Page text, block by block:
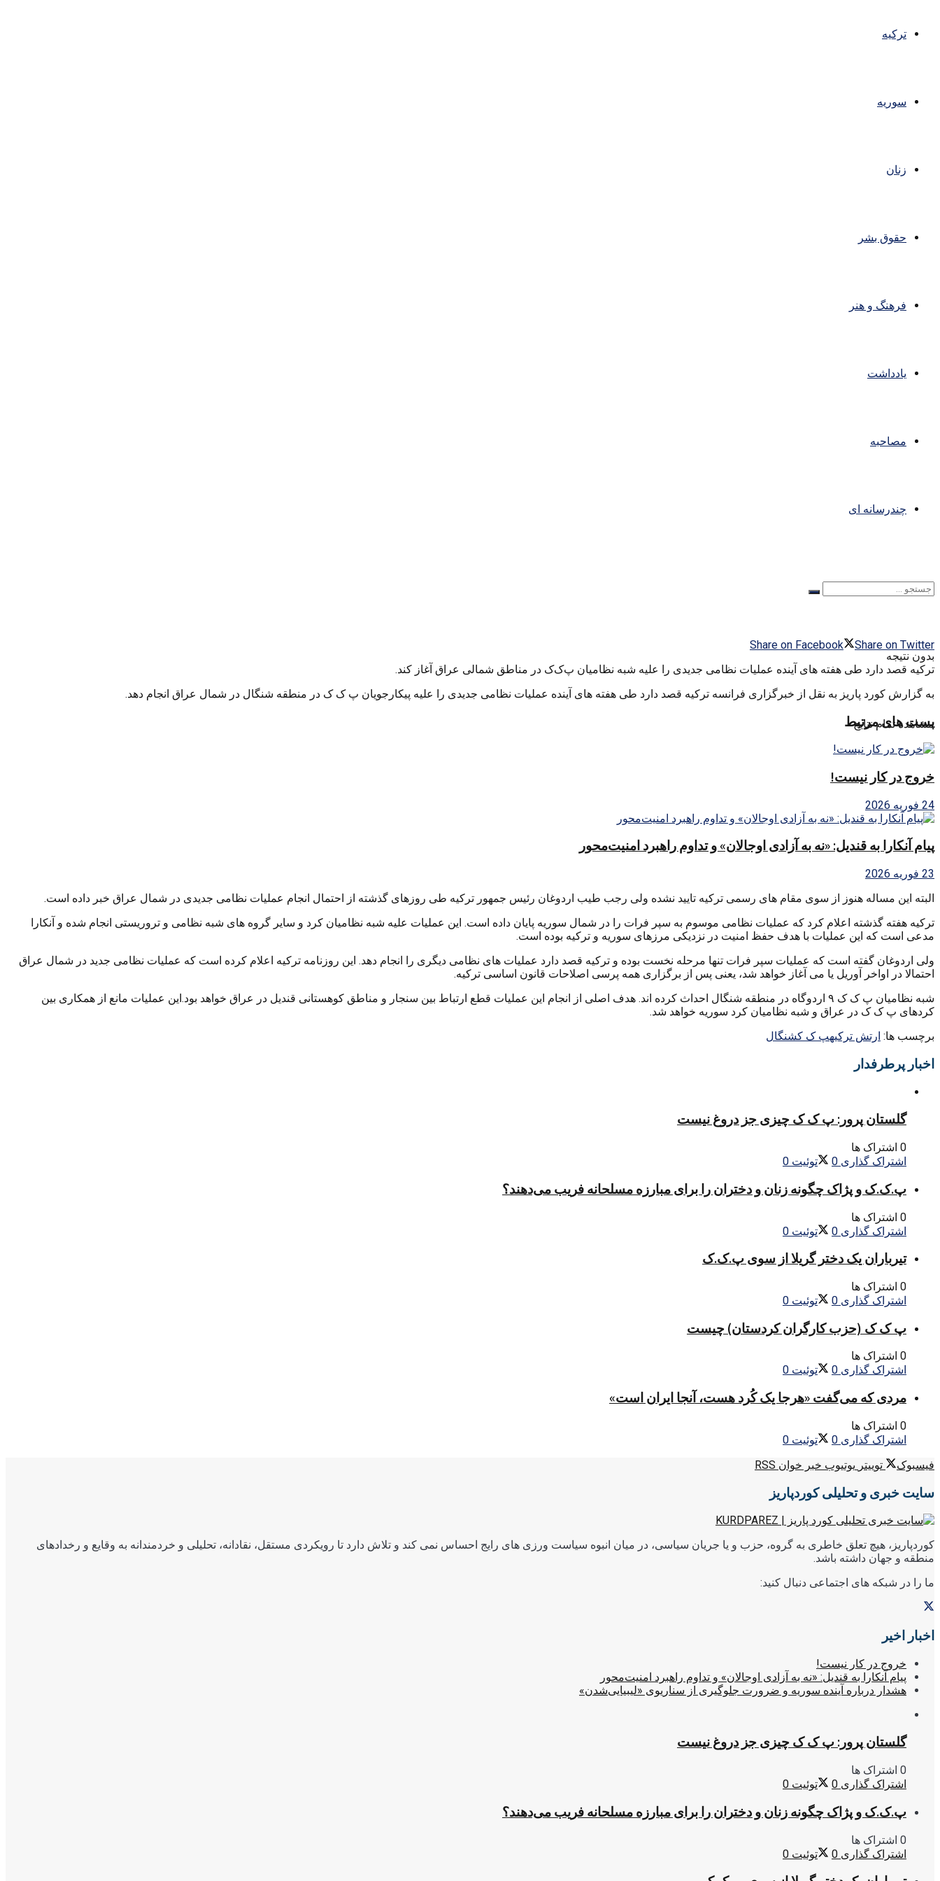
ترکیه
سوریه
زنان
حقوق بشر
فرهنگ و هنر
یادداشت
مصاحبه
چندرسانه ای
بدون نتیجه
مشاهده تمام نتایج
Share on Facebook
Share on Twitter
ترکیه قصد دارد طی هفته های آینده عملیات نظامی جدیدی را علیه شبه نظامیان پ‌ک‌ک در مناطق شمالی عراق آغاز کند.
به گزارش کورد پاریز به نقل از خبرگزاری فرانسه ترکیه قصد دارد طی هفته های آینده عملیات نظامی جدیدی را علیه پیکارجویان پ ک ک در منطقه شنگال در شمال عراق انجام دهد.
پست های مرتبط
خروج در کار نیست!
24 فوریه 2026
پیام آنکارا به قندیل: «نه به آزادی اوجالان» و تداوم راهبرد امنیت‌محور
23 فوریه 2026
البته این مساله هنوز از سوی مقام های رسمی ترکیه تایید نشده ولی رجب طیب اردوغان رئیس جمهور ترکیه طی روزهای گذشته از احتمال انجام عملیات نظامی جدیدی در شمال عراق خبر داده است.
ترکیه هفته گذشته اعلام کرد که عملیات نظامی موسوم به سپر فرات را در شمال سوریه پایان داده است. این عملیات علیه شبه نظامیان کرد و سایر گروه های شبه نظامی و تروریستی انجام شده و آنکارا
مدعی است که این عملیات با هدف حفظ امنیت در نزدیکی مرزهای سوریه و ترکیه بوده است.
ولی اردوغان گفته است که عملیات سپر فرات تنها مرحله نخست بوده و ترکیه قصد دارد عملیات های نظامی دیگری را انجام دهد. این روزنامه ترکیه اعلام کرده است که عملیات نظامی جدید در شمال عراق
احتمالا در اواخر آوریل یا می آغاز خواهد شد، یعنی پس از برگزاری همه پرسی اصلاحات قانون اساسی ترکیه.
شبه نظامیان پ ک ک ۹ اردوگاه در منطقه شنگال احداث کرده اند. هدف اصلی از انجام این عملیات قطع ارتباط بین سنجار و مناطق کوهستانی قندیل در عراق خواهد بود.این عملیات مانع از همکاری بین
کردهای پ ک ک در عراق و شبه نظامیان کرد سوریه خواهد شد.
برچسب ها: ارتش ترکیهپ ک کشنگال
اخبار پرطرفدار
گلستان پرور: پ ک ک چیزی جز دروغ نیست
0 اشتراک ها
اشتراک گذاری 0 توئیت 0
پ.ک.ک و پژاک چگونه زنان و دختران را برای مبارزه مسلحانه فریب می‌دهند؟
0 اشتراک ها
اشتراک گذاری 0 توئیت 0
تیرباران یک دختر گریلا از سوی پ.ک.ک
0 اشتراک ها
اشتراک گذاری 0 توئیت 0
پ ک ک (حزب کارگران کردستان) چیست
0 اشتراک ها
اشتراک گذاری 0 توئیت 0
مردی که می‌گفت «هرجا یک کُرد هست، آنجا ایران است»
0 اشتراک ها
اشتراک گذاری 0 توئیت 0
فیسبوک
توییتر یوتیوب خبر خوان RSS
سایت خبری و تحلیلی کوردپاریز
کوردپاریز، هیچ تعلق خاطری به گروه، حزب و یا جریان سیاسی، در میان انبوه سیاست ورزی های رایج احساس نمی کند و تلاش دارد تا رویکردی مستقل، نقادانه، تحلیلی و خردمندانه به وقایع و رخدادهای
منطقه و جهان داشته باشد.
ما را در شبکه های اجتماعی دنبال کنید:
اخبار اخیر
خروج در کار نیست!
پیام آنکارا به قندیل: «نه به آزادی اوجالان» و تداوم راهبرد امنیت‌محور
هشدار درباره آینده سوریه و ضرورت جلوگیری از سناریوی «لیبیایی‌شدن»
گلستان پرور: پ ک ک چیزی جز دروغ نیست
0 اشتراک ها
اشتراک گذاری 0 توئیت 0
پ.ک.ک و پژاک چگونه زنان و دختران را برای مبارزه مسلحانه فریب می‌دهند؟
0 اشتراک ها
اشتراک گذاری 0 توئیت 0